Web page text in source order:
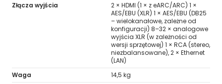
Złącza wyjścia
2 × HDMI (1 × z eARC/ARC) 1 ×
AES/EBU (XLR) 1 × AES/EBU (DB25
– wielokanałowe, zależne od
konfiguracji) 8–32 × analogowe
wyjścia XLR (w zależności od
wersji sprzętowej) 1 × RCA (stereo,
niezbalansowane), 2 × Ethernet
(LAN)
Waga
14,5 kg